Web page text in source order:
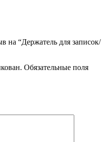
на “Держатель для записок/
Обязательные поля